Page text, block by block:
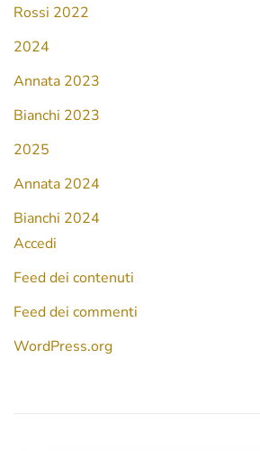
Rossi 2022
2024
Annata 2023
Bianchi 2023
2025
Annata 2024
Bianchi 2024
Accedi
Feed dei contenuti
Feed dei commenti
WordPress.org